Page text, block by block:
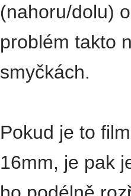
(nahoru/dolu)
problém takto
smyčkách.
Pokud je to
16mm, je pak